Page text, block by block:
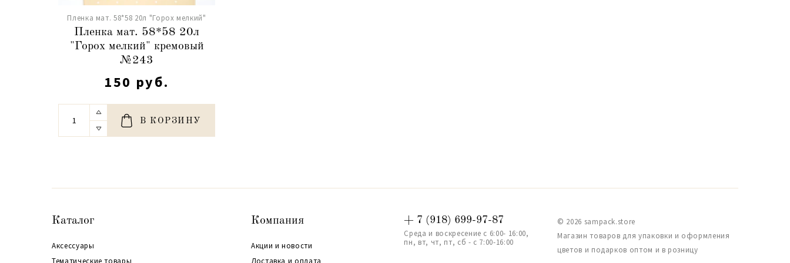
Пленка мат. 58*58 20л "Горох мелкий"
Пленка мат. 58*58 20л
"Горох мелкий" кремовый
№243
150 руб.
В КОРЗИНУ
Каталог
Аксессуары
Компания
Акции и новости
+ 7 (918) 699-97-87
Среда и воскресение с 6:00- 16:00,
пн, вт, чт, пт, сб - с 7:00-16:00
© 2026 sampack.store
Магазин товаров для упаковки и оформления
цветов и подарков оптом и в розницу